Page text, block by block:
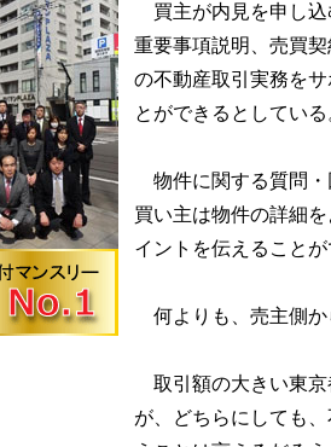
買主が内見を申し込
重要事項説明、売買
の不動産取引実務を
とができるとしている
物件に関する質問・
買い主は物件の詳細
イントを伝えることが
何よりも、売主側か
取引額の大きい東京
が、どちらにしても